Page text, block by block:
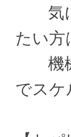
気に
たい方
機械
でスケ